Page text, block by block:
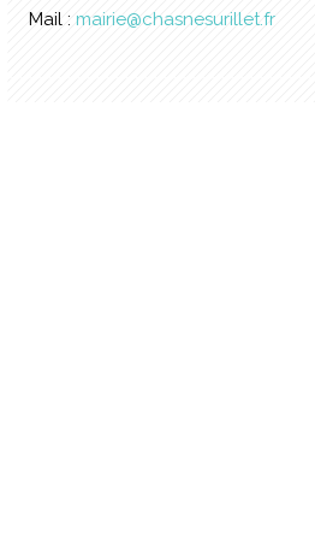
Mail : mairie@chasnesurillet.fr